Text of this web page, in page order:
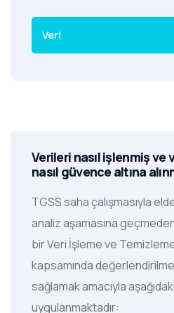
Veri
Verileri nasıl işlenmiş ve
nasıl güvence altına
TGSS saha çalışmasıyla
analiz aşamasına
bir Veri İşleme ve
kapsamında
sağlamak amacıyla
uygulanmaktadır: